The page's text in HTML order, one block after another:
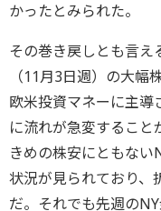
かったとみられた。
その巻き戻しとも言
（11月3日週）の大幅
欧米投資マネーに主
に流れが急変するこ
きめの株安にともない
状況が見られており、
だ。それでも先週の